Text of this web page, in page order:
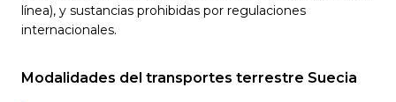
línea), y sustancias prohibidas por regulaciones
internacionales.
Modalidades del transportes terrestre Suecia